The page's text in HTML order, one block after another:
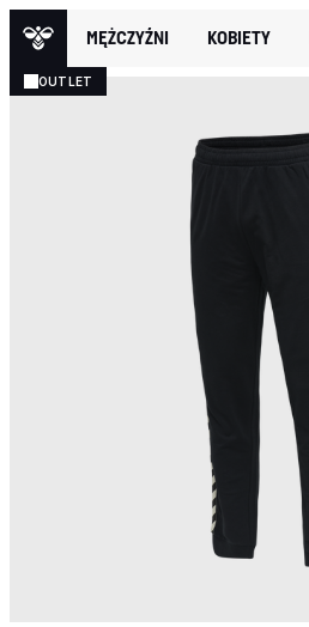
MĘŻCZYŹNI KOBIETY
OUTLET